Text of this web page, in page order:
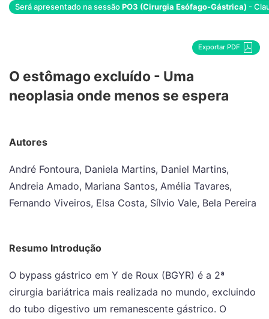
Será apresentado na sessãoPO3 (Cirurgia Esófago-Gástrica) -
Exportar PDF
O estômago excluído - Uma
neoplasia onde menos se espera
Autores
André Fontoura, Daniela Martins, Daniel Martins,
Andreia Amado, Mariana Santos, Amélia Tavares,
Fernando Viveiros, Elsa Costa, Sílvio Vale, Bela Pereira
Resumo Introdução
O bypass gástrico em Y de Roux (BGYR) é a 2ª
cirurgia bariátrica mais realizada no mundo, excluindo
do tubo digestivo um remanescente gástrico. O